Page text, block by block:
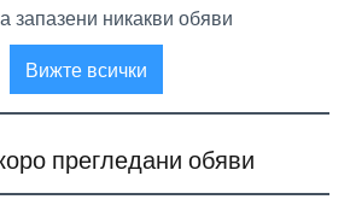
запазени никакви обяви
Вижте всички
прегледани обяви